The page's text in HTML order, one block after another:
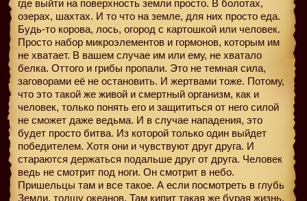
где выйти на поверхность земли просто. В болотах,
озерах, шахтах. И то что на земле, для них просто еда.
Будь-то корова, лось, огород с картошкой или человек.
Просто набор микроэлементов и гормонов, которым им
не хватает. В вашем случае им или ему, не хватало
белка. Оттого и грибы пропали. Это не темная сила,
заговорами её не остановить. И жертвами тоже. Потому,
что это такой же живой и смертный организм, как и
человек, только понять его и защититься от него силой
не сможет даже ведьма. И в случае нападения, это
будет просто битва. Из которой только один выйдет
победителем. Хотя они и чувствуют друг друга. И
стараются держаться подальше друг от друга. Человек
ведь не смотрит под ноги. Он смотрит в небо.
Пришельцы там и все такое. А если посмотреть в глубь
Земли, толщу океанов. Там кипит такая же бурая жизнь,